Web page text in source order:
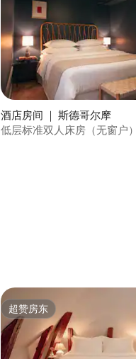
酒店房间 ｜ 斯德哥尔摩
低层标准双人床房（无窗户）
超赞房东
超赞房东